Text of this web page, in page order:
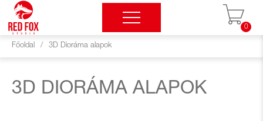
0
Főoldal / 3D Dioráma alapok
3D DIORÁMA ALAPOK